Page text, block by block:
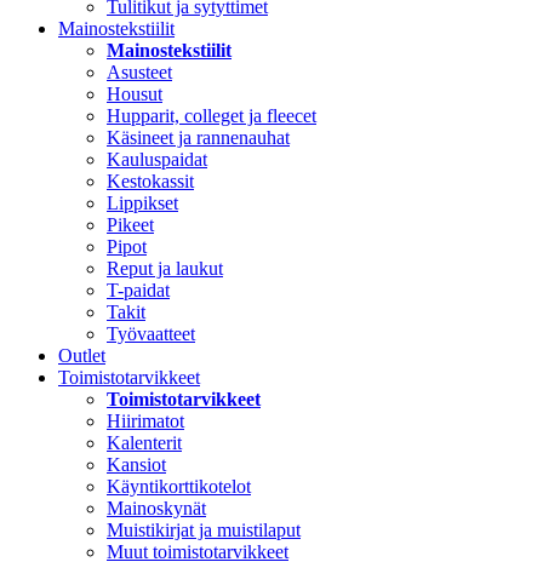
Tulitikut ja sytyttimet
Mainostekstiilit
Mainostekstiilit
Asusteet
Housut
Hupparit, colleget ja fleecet
Käsineet ja rannenauhat
Kauluspaidat
Kestokassit
Lippikset
Pikeet
Pipot
Reput ja laukut
T-paidat
Takit
Työvaatteet
Outlet
Toimistotarvikkeet
Toimistotarvikkeet
Hiirimatot
Kalenterit
Kansiot
Käyntikorttikotelot
Mainoskynät
Muistikirjat ja muistilaput
Muut toimistotarvikkeet